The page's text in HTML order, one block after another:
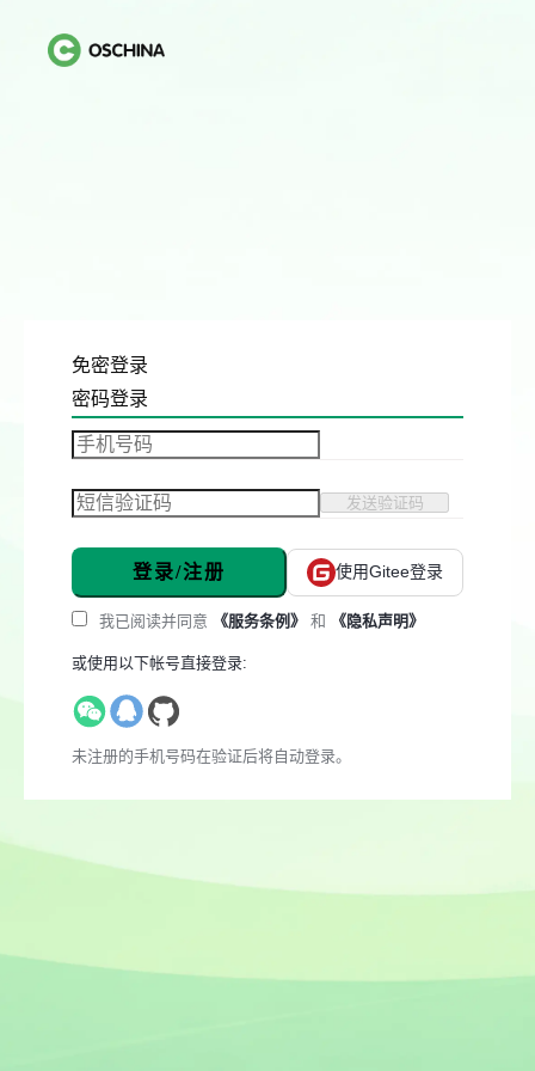
免密登录
密码登录
发送验证码
登录/注册 使用Gitee登录
我已阅读并同意 《服务条例》 和 《隐私声明》
或使用以下帐号直接登录:
未注册的手机号码在验证后将自动登录。